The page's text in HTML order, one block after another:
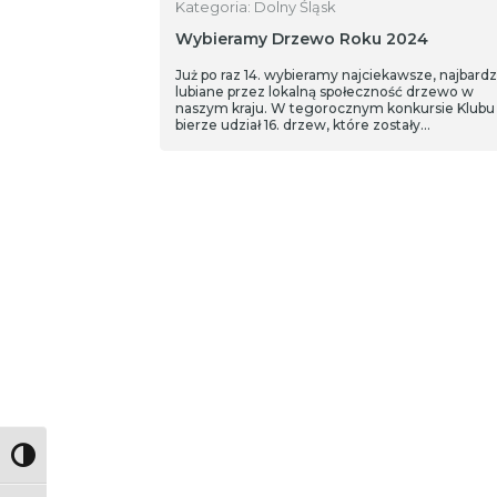
Toggle High Contrast
Kategoria: Dolny Śląsk
Wybieramy Drzewo Roku 2024
Już po raz 14. wybieramy najciekawsze,
lubiane przez lokalną społeczność drzewo w
naszym kraju. W tegorocznym konkursie Klubu
bierze udział 16. drzew, które zostały